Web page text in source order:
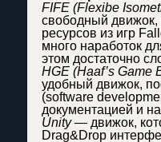
FIFE (Flexibe
свободный движок,
ресурсов из игр
много наработок
этом достаточно
HGE (Haaf’s Game
удобный движок,
(software
документацией и
Unity— движок,
Drag&Drop